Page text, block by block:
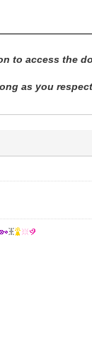
to access the
as you